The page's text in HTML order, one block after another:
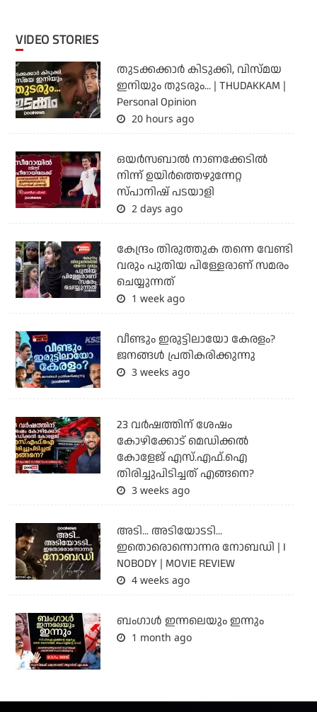
VIDEO STORIES
തുടക്കക്കാര്‍ കിടുക്കി, വിസ്മയ
ഇനിയും തുടരും... | THUDAKKAM |
Personal Opinion
20 hours ago
ഒയര്‍സബാൽ നാണക്കേടിൽ
നിന്ന് ഉയിർത്തെഴുന്നേറ്റ
സ്പാനിഷ് പടയാളി
2 days ago
കേന്ദ്രം തിരുത്തുക തന്നെ വേണ്ടി
വരും പുതിയ പിള്ളേരാണ് സമരം
ചെയ്യുന്നത്
1 week ago
വീണ്ടും ഇരുട്ടിലായോ കേരളം?
ജനങ്ങൾ പ്രതികരിക്കുന്നു
3 weeks ago
23 വർഷത്തിന് ശേഷം
കോഴിക്കോട് മെഡിക്കൽ
കോളേജ് എസ്.എഫ്.ഐ
തിരിച്ചുപിടിച്ചത് എങ്ങനെ?
3 weeks ago
അടി... അടിയോടടി...
ഇതൊരൊന്നൊന്നര നോബഡി | I
NOBODY | MOVIE REVIEW
4 weeks ago
ബംഗാള്‍ ഇന്നലെയും ഇന്നും
1 month ago